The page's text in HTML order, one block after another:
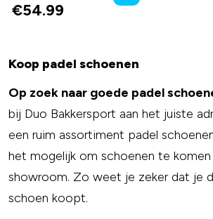
€54.99
Koop padel schoenen
Op zoek naar goede padel
bij Duo Bakkersport aan het juiste
een ruim assortiment padel
het mogelijk om schoenen te
showroom. Zo weet je zeker dat je
schoen koopt.